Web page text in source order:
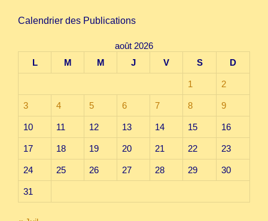
Calendrier des Publications
août 2026
L
M M J V S D
1 2
3 4 5 6 7 8 9
10 11 12 13 14 15 16
17 18 19 20 21 22 23
24 25 26 27 28 29 30
31